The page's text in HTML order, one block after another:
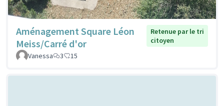
Aménagement Square Léon
Meiss/Carré d'or
Retenue par le tri
citoyen
Vanessa
3 15